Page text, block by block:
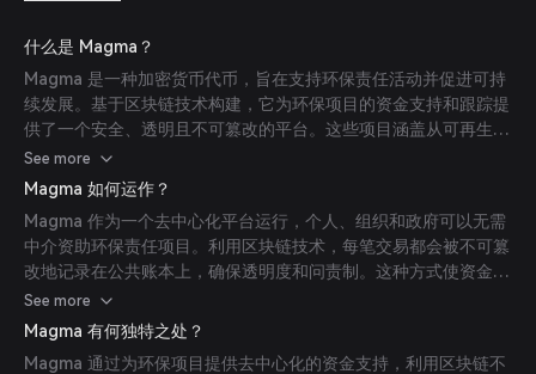
什么是 Magma？
Magma 是一种加密货币代币，旨在支持环保责任活动并促进可持
续发展。基于区块链技术构建，它为环保项目的资金支持和跟踪提
供了一个安全、透明且不可篡改的平台。这些项目涵盖从可再生能
源解决方案到野生动物保护和植树造林等多方面。
See more
Magma 如何运作？
Magma 作为一个去中心化平台运行，个人、组织和政府可以无需
中介资助环保责任项目。利用区块链技术，每笔交易都会被不可篡
改地记录在公共账本上，确保透明度和问责制。这种方式使资金在
各种环保举措中的使用高效且有效。
See more
Magma 有何独特之处？
Magma 通过为环保项目提供去中心化的资金支持，利用区块链不